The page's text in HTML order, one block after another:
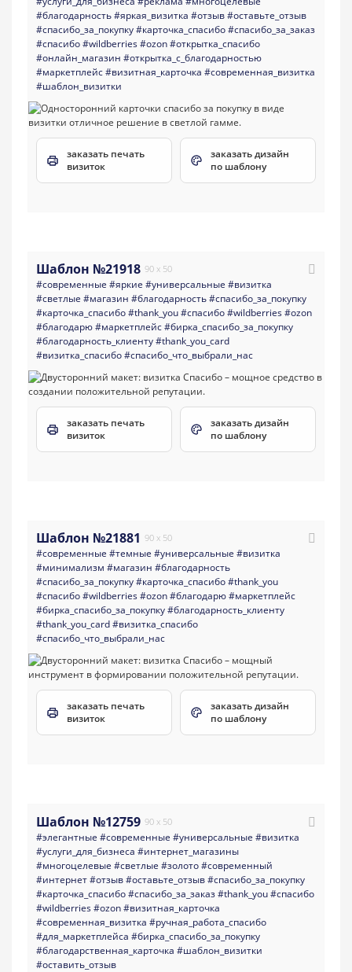
#благодарность#яркая_визитка #отзыв#оставьте_отзыв
#спасибо_за_покупку#карточка_спасибо#спасибо_за_заказ
#спасибо#wildberries#ozon#открытка_спасибо
#онлайн_магазин #открытка_с_благодарностью
#маркетплейс#визитная_карточка #современная_визитка
#шаблон_визитки
заказать печать
визиток
заказать дизайн
по шаблону
Шаблон №21918 90 x 50
#современные #яркие #универсальные #визитка
#светлые #магазин #благодарность#спасибо_за_покупку
#карточка_спасибо#thank_you#спасибо#wildberries#ozon
#благодарю#маркетплейс#бирка_спасибо_за_покупку
#благодарность_клиенту#thank_you_card
#визитка_спасибо#спасибо_что_выбрали_нас
заказать печать
визиток
заказать дизайн
по шаблону
Шаблон №21881 90 x 50
#современные #темные #универсальные #визитка
#минимализм #магазин #благодарность
#спасибо_за_покупку#карточка_спасибо#thank_you
#спасибо#wildberries#ozon#благодарю#маркетплейс
#бирка_спасибо_за_покупку#благодарность_клиенту
#thank_you_card#визитка_спасибо
#спасибо_что_выбрали_нас
заказать печать
визиток
заказать дизайн
по шаблону
Шаблон №12759 90 x 50
#элегантные #современные #универсальные #визитка
#услуги_для_бизнеса #интернет_магазины
#многоцелевые #светлые #золото#современный
#интернет#отзыв#оставьте_отзыв#спасибо_за_покупку
#карточка_спасибо#спасибо_за_заказ#thank_you#спасибо
#wildberries#ozon#визитная_карточка
#современная_визитка #ручная_работа_спасибо
#для_маркетплейса #бирка_спасибо_за_покупку
#благодарственная_карточка #шаблон_визитки
#оставить_отзыв